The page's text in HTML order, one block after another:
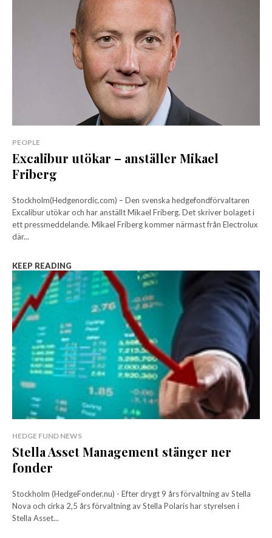
PEOPLE
Excalibur utökar – anställer Mikael
Friberg
Stockholm(Hedgenordic.com) – Den svenska hedgefondförvaltaren
Excalibur utökar och har anställt Mikael Friberg. Det skriver bolaget i
ett pressmeddelande. Mikael Friberg kommer närmast från Electrolux
där...
KEEP READING
HEDGE FUND NEWS
Stella Asset Management stänger ner
fonder
Stockholm (HedgeFonder.nu) - Efter drygt 9 års förvaltning av Stella
Nova och cirka 2,5 års förvaltning av Stella Polaris har styrelsen i
Stella Asset...